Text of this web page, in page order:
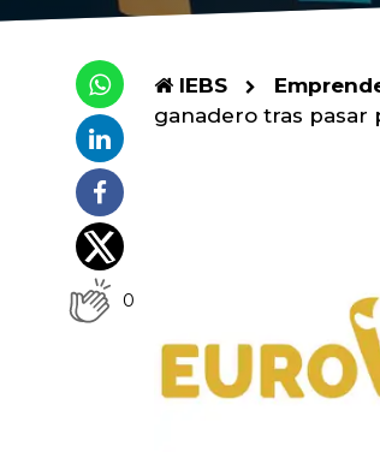
0
IEBS
ganadero tras pasar